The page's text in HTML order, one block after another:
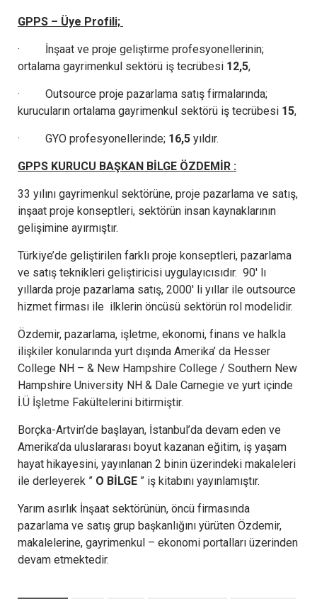
GPPS – Üye Profili;
· İnşaat ve proje geliştirme profesyonellerinin;
ortalama gayrimenkul sektörü iş tecrübesi 12,5,
· Outsource proje pazarlama satış firmalarında;
kurucuların ortalama gayrimenkul sektörü iş tecrübesi 15,
· GYO profesyonellerinde; 16,5 yıldır.
GPPS KURUCU BAŞKAN BİLGE ÖZDEMİR :
33 yılını gayrimenkul sektörüne, proje pazarlama ve satış,
inşaat proje konseptleri, sektörün insan kaynaklarının
gelişimine ayırmıştır.
Türkiye’de geliştirilen farklı proje konseptleri, pazarlama
ve satış teknikleri geliştiricisi uygulayıcısıdır. 90′ lı
yıllarda proje pazarlama satış, 2000′ li yıllar ile outsource
hizmet firması ile ilklerin öncüsü sektörün rol modelidir.
Özdemir, pazarlama, işletme, ekonomi, finans ve halkla
ilişkiler konularında yurt dışında Amerika’ da Hesser
College NH – & New Hampshire College / Southern New
Hampshire University NH & Dale Carnegie ve yurt içinde
İ.Ü İşletme Fakültelerini bitirmiştir.
Borçka-Artvin’de başlayan, İstanbul’da devam eden ve
Amerika’da uluslararası boyut kazanan eğitim, iş yaşam
hayat hikayesini, yayınlanan 2 binin üzerindeki makaleleri
ile derleyerek ” O BİLGE ” iş kitabını yayınlamıştır.
Yarım asırlık İnşaat sektörünün, öncü firmasında
pazarlama ve satış grup başkanlığını yürüten Özdemir,
makalelerine, gayrimenkul – ekonomi portalları üzerinden
devam etmektedir.